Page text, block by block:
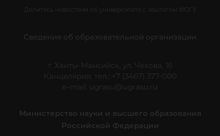
Делитесь новостями об университете с хештегом #ЮГУ
Сведения об образовательной организации
г. Ханты-Мансийск, ул. Чехова, 16
Канцелярия: тел.: +7 (3467) 377-000
e-mail:
ugrasu@ugrasu.ru
Министерство науки и высшего образования
Российской Федерации